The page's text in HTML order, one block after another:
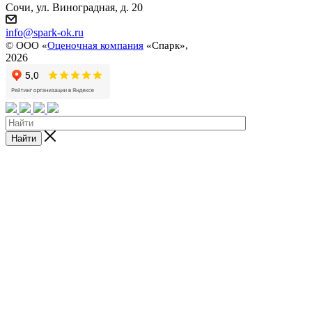
Сочи, ул. Виноградная, д. 20
info@spark-ok.ru
© ООО «Оценочная компания «Спарк»,
2026
Найти